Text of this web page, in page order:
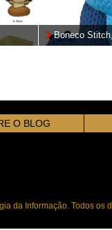
Boneco
Handmade
O BLOG
da Informação. Todos os